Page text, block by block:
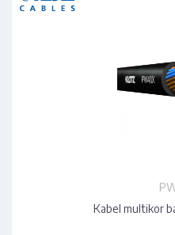
Kabel multikor